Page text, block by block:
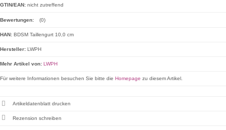
GTIN/EAN: nicht zutreffend
Bewertungen: (0)
HAN: BDSM Taillengurt 10,0 cm
Hersteller: LWPH
Mehr Artikel von: LWPH
Für weitere Informationen besuchen Sie bitte die Homepage zu diesem Artikel.
Artikeldatenblatt drucken
Rezension schreiben